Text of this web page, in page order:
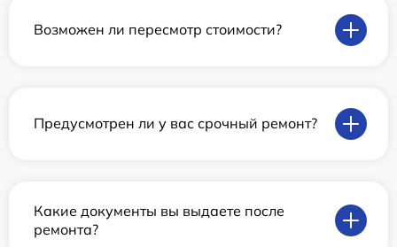
Возможен ли пересмотр стоимости?
Предусмотрен ли у вас срочный ремонт?
Какие документы вы выдаете после
ремонта?